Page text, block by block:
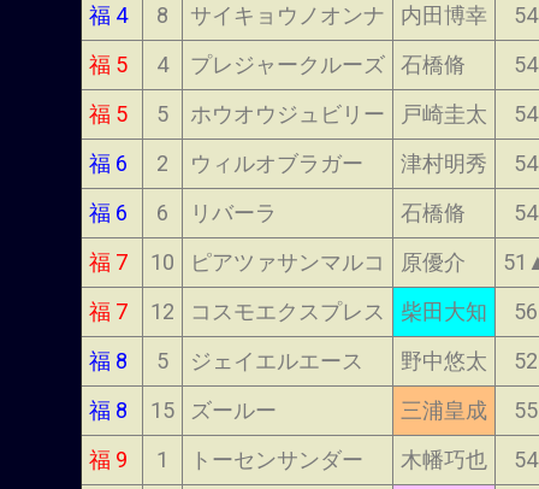
福 4
8 サイキョウノオンナ 内田博幸
54
福 5
4 プレジャークルーズ 石橋脩
54
福 5
5 ホウオウジュビリー 戸崎圭太
54
福 6
2 ウィルオブラガー 津村明秀
54
福 6
6 リバーラ 石橋脩
54
福 7
10 ピアツァサンマルコ 原優介
福 7
12 コスモエクスプレス 柴田大知
56
福 8
5 ジェイエルエース 野中悠太
52
福 8
15 ズールー 三浦皇成
55
福 9
1 トーセンサンダー 木幡巧也
54